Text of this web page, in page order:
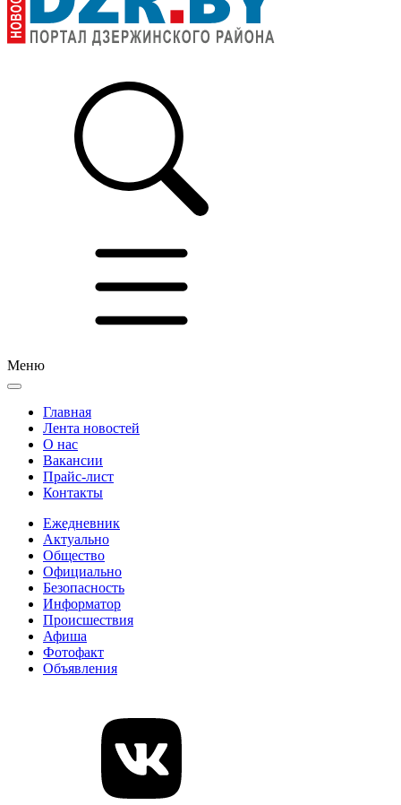
Меню
Главная
Лента новостей
О нас
Вакансии
Прайс-лист
Контакты
Ежедневник
Актуально
Общество
Официально
Безопасность
Информатор
Происшествия
Афиша
Фотофакт
Объявления